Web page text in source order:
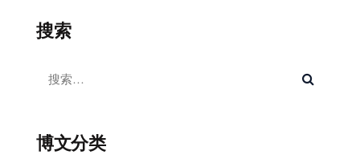
搜索
博文分类